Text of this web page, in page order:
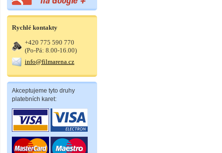
Rychlé kontakty
+420 775 590 770
(Po-Pá: 8.00-16.00)
info@filmarena.cz
Akceptujeme tyto druhy
platebních karet: